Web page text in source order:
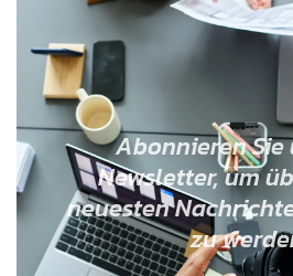
Abonnieren Sie
Newsletter, um
neuesten
zu